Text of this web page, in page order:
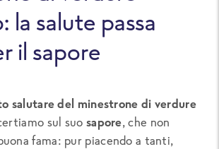
la salute passa
il sapore
salutare del minestrone di verdure
sul suo sapore, che non
fama: pur piacendo a tanti,